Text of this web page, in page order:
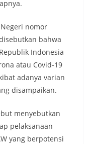
nomor
bahwa
Indonesia
atau Covid-19
adanya varian
disampaikan.
menyebutkan
pelaksanaan
yang berpotensi